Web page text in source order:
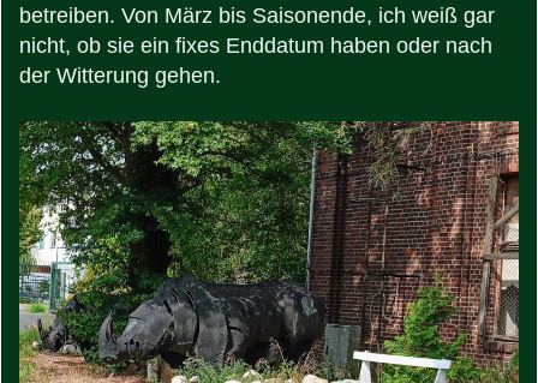
betreiben. Von März bis Saisonende, ich weiß gar
nicht, ob sie ein fixes Enddatum haben oder nach
der Witterung gehen.